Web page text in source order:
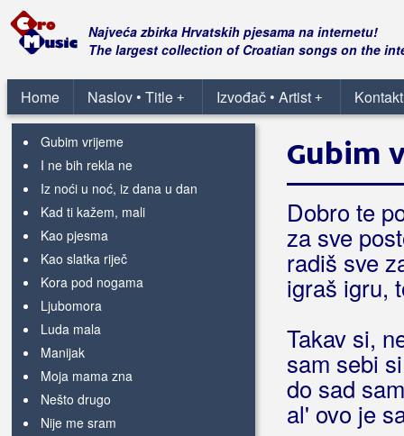
Najveća zbirka Hrvatskih pjesama na internetu!
The largest collection of Croatian songs on the
Home +
Naslov • Title +
Izvođač • Artist
Angel of mine
Bez tebe
Da si bar ovdje sada
Gdje je duši dom
Gubim vrijeme
I ne bih rekla ne
Iz noći u noć, iz dana u dan
Kad ti kažem, mali
Kao pjesma
Kao slatka riječ
Kora pod nogama
Ljubomora
Luda mala
Manijak
Moja mama zna
Nešto drugo
Nije me sram
Gubim
Dobro te
za sve
radiš sve
igraš igru,
Takav si,
sam sebi
do sad
al' ovo je